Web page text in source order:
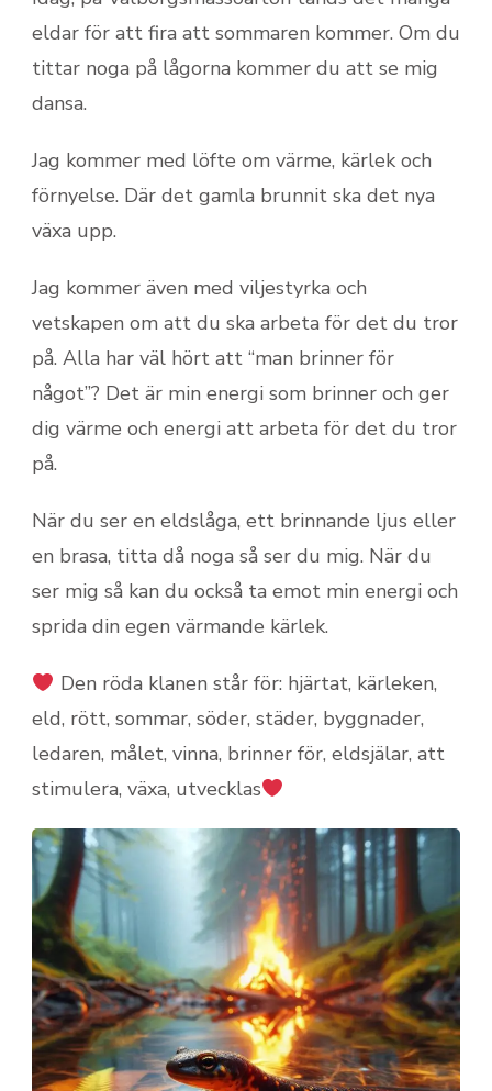
eldar för att fira att sommaren kommer. Om du
tittar noga på lågorna kommer du att se mig
dansa.
Jag kommer med löfte om värme, kärlek och
förnyelse. Där det gamla brunnit ska det nya
växa upp.
Jag kommer även med viljestyrka och
vetskapen om att du ska arbeta för det du tror
på. Alla har väl hört att “man brinner för
något”? Det är min energi som brinner och ger
dig värme och energi att arbeta för det du tror
på.
När du ser en eldslåga, ett brinnande ljus eller
en brasa, titta då noga så ser du mig. När du
ser mig så kan du också ta emot min energi och
sprida din egen värmande kärlek.
Den röda klanen står för: hjärtat, kärleken,
eld, rött, sommar, söder, städer, byggnader,
ledaren, målet, vinna, brinner för, eldsjälar, att
stimulera, växa, utvecklas